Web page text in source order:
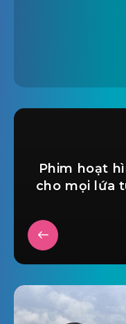
Phim hoạt
cho mọi lứa